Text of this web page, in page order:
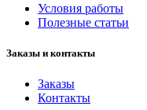
Условия работы
Полезные статьи
Заказы и контакты
Заказы
Контакты